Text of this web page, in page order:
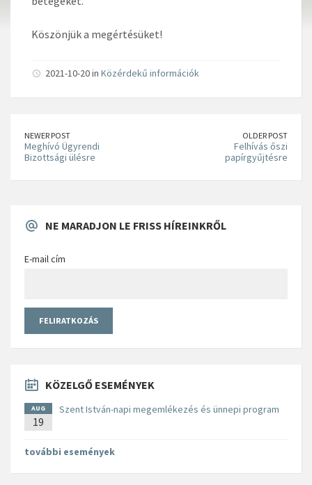
Köszönjük a megértésüket!
2021-10-20 in Közérdekű információk
NEWER POST
Meghívó Ügyrendi
Bizottsági ülésre
OLDER POST
Felhívás őszi
papírgyűjtésre
NE MARADJON LE FRISS HÍREINKRŐL
E-mail cím
KÖZELGŐ ESEMÉNYEK
AUG
19
Szent István-napi megemlékezés és ünnepi program
további események